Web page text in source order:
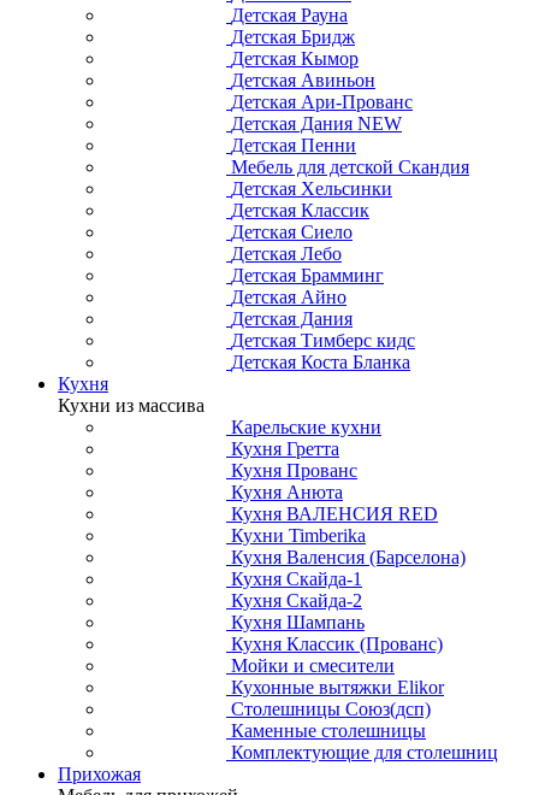
Детская Рауна
Детская Бридж
Детская Кымор
Детская Авиньон
Детская Ари-Прованс
Детская Дания NEW
Детская Пенни
Мебель для детской Скандия
Детская Хельсинки
Детская Классик
Детская Сиело
Детская Лебо
Детская Брамминг
Детская Айно
Детская Дания
Детская Тимберс кидс
Детская Коста Бланка
Кухня
Кухни из массива
Карельские кухни
Кухня Гретта
Кухня Прованс
Кухня Анюта
Кухня ВАЛЕНСИЯ RED
Кухни Timberika
Кухня Валенсия (Барселона)
Кухня Скайда-1
Кухня Скайда-2
Кухня Шампань
Кухня Классик (Прованс)
Мойки и смесители
Кухонные вытяжки Elikor
Столешницы Союз(дсп)
Каменные столешницы
Комплектующие для столешниц
Прихожая